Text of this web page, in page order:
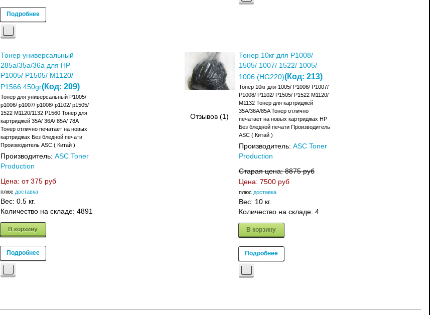
Подробнее
Тонер универсальный
285a/35a/36a для HP
P1005/ P1505/ M1120/
P1566 450gr(Код: 209)
Тонер для универсальный P1005/
p1006/ p1007/ p1008/ p1102/ p1505/
1522 M1120/1132 P1560 Тонер для
картриджей 35A/ 36A/ 85A/ 78A
Тонер отлично печатает на новых
картриджах Без бледной печати
Производитель ASC ( Китай )
Производитель: ASC Toner
Production
Цена: от 375 руб
плюс доставка
Вес: 0.5 кг.
Количество на складе: 4891
В корзину
Подробнее
Отзывов (1)
Тонер 10кг для P1008/
1505/ 1007/ 1522/ 1005/
1006 (HG220)(Код: 213)
Тонер 10кг для 1005/ P1006/ P1007/
P1008/ P1102/ P1505/ P1522 M1120/
M1132 Тонер для картриджей
35A/36A/85A Тонер отлично
печатает на новых картриджах HP
Без бледной печати Производитель
ASC ( Китай )
Производитель: ASC Toner
Production
Старая цена:8875 руб
Цена: 7500 руб
плюс доставка
Вес: 10 кг.
Количество на складе: 4
В корзину
Подробнее